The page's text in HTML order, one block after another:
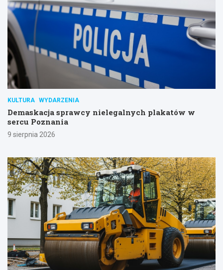
KULTURA WYDARZENIA
Demaskacja sprawcy nielegalnych plakatów w
sercu Poznania
9 sierpnia 2026